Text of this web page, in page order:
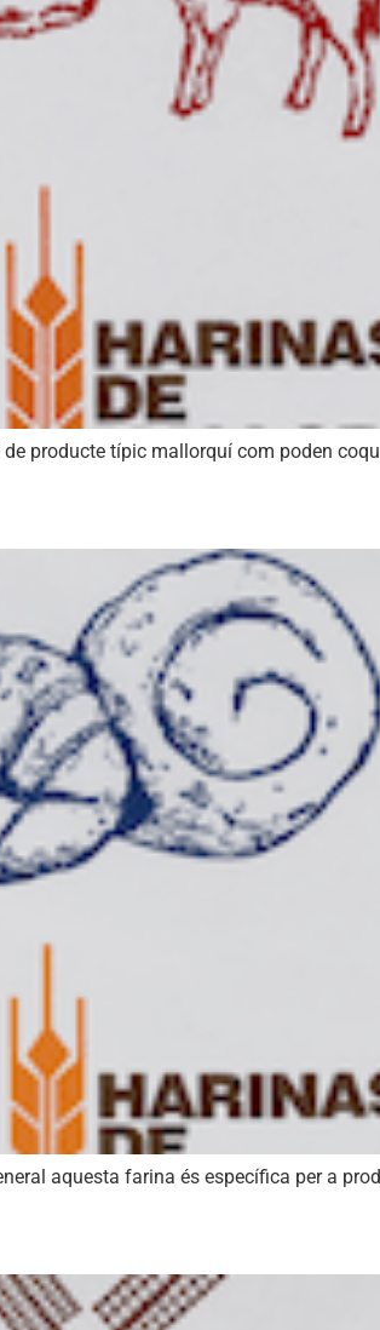
producte típic mallorquí com poden
aquesta farina és específica per a